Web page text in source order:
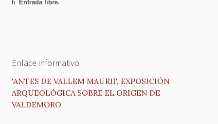
h.
Entrada libre.
Enlace informativo
'ANTES DE VALLEM MAURII', EXPOSICIÓN
ARQUEOLÓGICA SOBRE EL ORIGEN DE
VALDEMORO